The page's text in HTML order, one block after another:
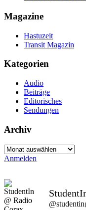
Magazine
Hastuzeit
Transit Magazin
Kategorien
Audio
Beiträge
Editorisches
Sendungen
Archiv
Archiv
Anmelden